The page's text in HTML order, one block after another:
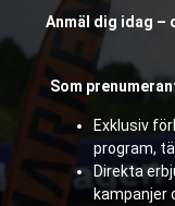
Anmäl dig idag –
Som
Exklusiv
program,
Direkta
kampanjer